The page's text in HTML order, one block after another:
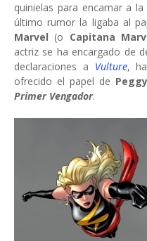
quinielas para encarnar a
último rumor la ligaba al
Marvel (o Capitana
actriz se ha encargado de
declaraciones a Vulture,
ofrecido el papel de
Primer Vengador.